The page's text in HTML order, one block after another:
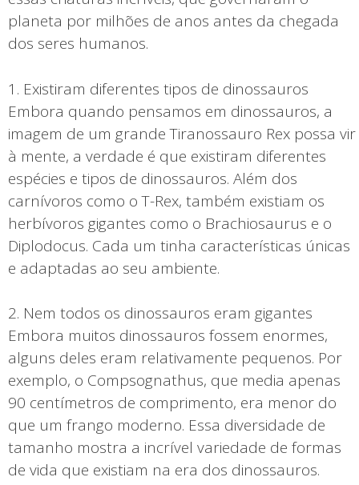
planeta por milhões de anos antes da chegada
dos seres humanos.
1. Existiram diferentes tipos de dinossauros
Embora quando pensamos em dinossauros, a
imagem de um grande Tiranossauro Rex possa vir
à mente, a verdade é que existiram diferentes
espécies e tipos de dinossauros. Além dos
carnívoros como o T-Rex, também existiam os
herbívoros gigantes como o Brachiosaurus e o
Diplodocus. Cada um tinha características únicas
e adaptadas ao seu ambiente.
2. Nem todos os dinossauros eram gigantes
Embora muitos dinossauros fossem enormes,
alguns deles eram relativamente pequenos. Por
exemplo, o Compsognathus, que media apenas
90 centímetros de comprimento, era menor do
que um frango moderno. Essa diversidade de
tamanho mostra a incrível variedade de formas
de vida que existiam na era dos dinossauros.